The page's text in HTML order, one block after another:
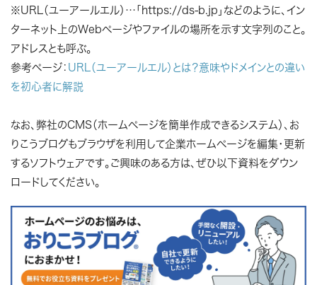
※URL（ユーアールエル）…「https://ds-b.jp」などのように、イン
ターネット上のWebページやファイルの場所を示す文字列のこと。
アドレスとも呼ぶ。
参考ページ： URL（ユーアールエル）とは？意味やドメインとの違い
を初心者に解説
なお、弊社のCMS（ホームページを簡単作成できるシステム）、お
りこうブログもブラウザを利用して企業ホームページを編集・更新
するソフトウェアです。ご興味のある方は、ぜひ以下資料をダウン
ロードしてください。